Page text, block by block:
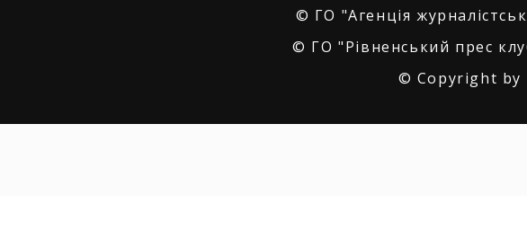
© ГО "Агенція
© ГО "Рівненський прес
© Copyright by